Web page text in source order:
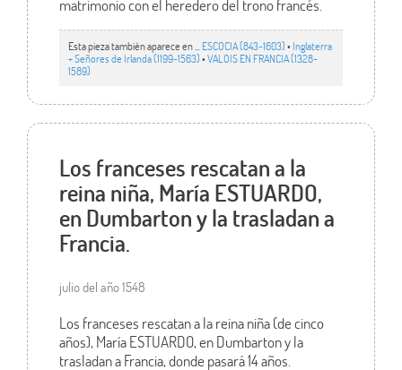
matrimonio con el heredero del trono francés.
Esta pieza también aparece en ... ESCOCIA (843-1603)• Inglaterra
+ Señores de Irlanda (1199-1563)•VALOIS EN FRANCIA (1328-
1589)
Los franceses rescatan a la
reina niña, María ESTUARDO,
en Dumbarton y la trasladan a
Francia.
julio del año 1548
Los franceses rescatan a la reina niña (de cinco
años), María ESTUARDO, en Dumbarton y la
trasladan a Francia, donde pasará 14 años.